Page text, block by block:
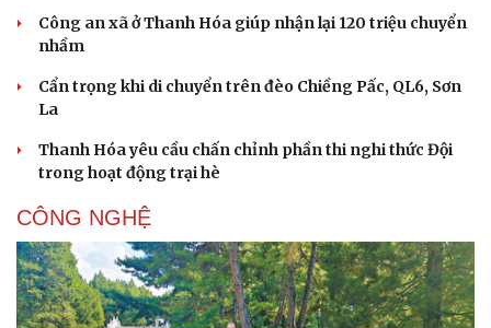
Công an xã ở Thanh Hóa giúp nhận lại 120 triệu chuyển
nhầm
Cẩn trọng khi di chuyển trên đèo Chiềng Pấc, QL6, Sơn
La
Thanh Hóa yêu cầu chấn chỉnh phần thi nghi thức Đội
trong hoạt động trại hè
CÔNG NGHỆ